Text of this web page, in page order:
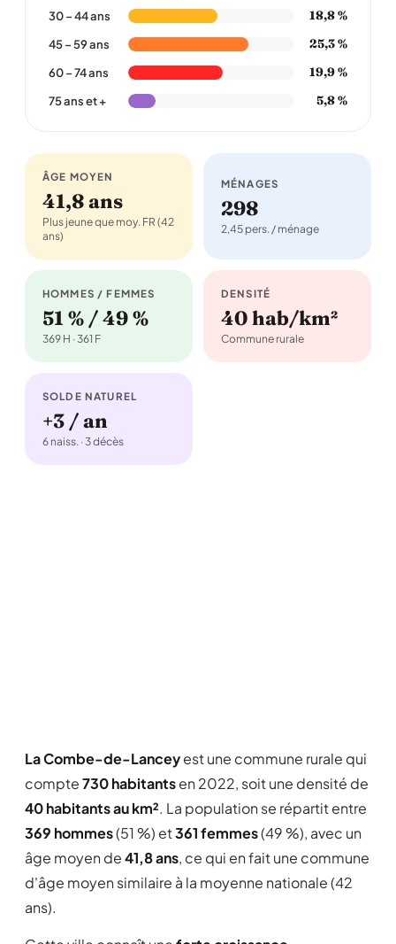
30 – 44 ans 18,8 %
45 – 59 ans 25,3 %
60 – 74 ans 19,9 %
75 ans et + 5,8 %
ÂGE MOYEN
41,8 ans
Plus jeune que moy. FR (42
ans)
MÉNAGES
298
2,45 pers. / ménage
HOMMES / FEMMES
51 % / 49 %
369 H · 361 F
DENSITÉ
40 hab/km²
Commune rurale
SOLDE NATUREL
+3 / an
6 naiss. · 3 décès
La Combe-de-Lanceyest une commune rurale qui
compte730 habitantsen 2022, soit une densité de
40 habitants au km². La population se répartit entre
369 hommes(51 %) et361 femmes(49 %), avec un
âge moyen de41,8 ans, ce qui en fait une commune
d'âge moyen similaire à la moyenne nationale (42
ans).